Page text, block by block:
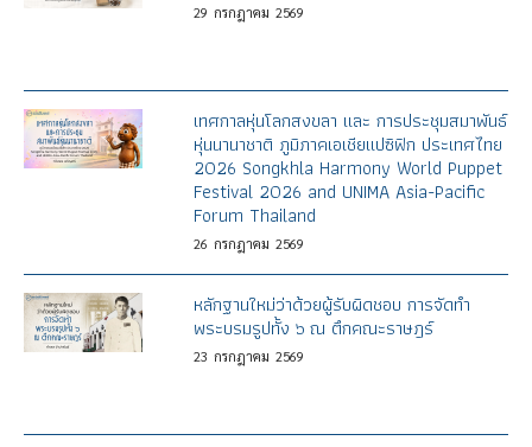
29 กรกฎาคม 2569
เทศกาลหุ่นโลกสงขลา และ การประชุมสมาพันธ์
หุ่นนานาชาติ ภูมิภาคเอเชียแปซิฟิก ประเทศไทย
2026 Songkhla Harmony World Puppet
Festival 2026 and UNIMA Asia-Pacific
Forum Thailand
26 กรกฎาคม 2569
หลักฐานใหม่ว่าด้วยผู้รับผิดชอบ การจัดทำ
พระบรมรูปทั้ง ๖ ณ ตึกคณะราษฎร์
23 กรกฎาคม 2569